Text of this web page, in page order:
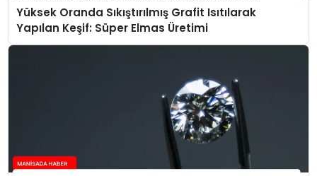
Yüksek Oranda Sıkıştırılmış Grafit Isıtılarak
Yapılan Keşif: Süper Elmas Üretimi